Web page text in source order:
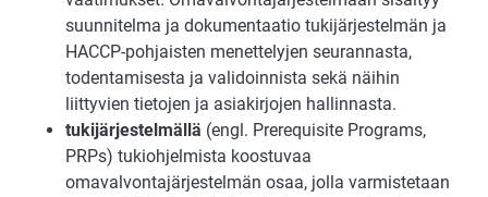
suunnitelma ja dokumentaatio tukijärjestelmän ja
HACCP-pohjaisten menettelyjen seurannasta,
todentamisesta ja validoinnista sekä näihin
liittyvien tietojen ja asiakirjojen hallinnasta.
tukijärjestelmällä (engl. Prerequisite Programs,
PRPs) tukiohjelmista koostuvaa
omavalvontajärjestelmän osaa, jolla varmistetaan